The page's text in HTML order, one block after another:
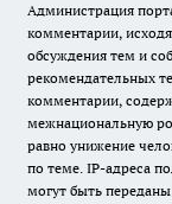
Администрация
комментарии,
обсуждения тем и
рекомендательных
комментарии,
межнациональную
равно унижение
по теме. IP-адреса
могут быть